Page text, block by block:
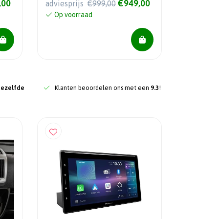
adviesprijs €999,00 €949,00
Op voorraad
Klanten beoordelen ons met een 9.3!